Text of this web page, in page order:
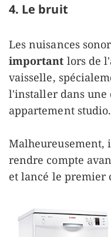
4. Le bruit
Les nuisances
important lors de
vaisselle,
l'installer dans une
appartement studio.
Malheureusement,
rendre compte
et lancé le premier